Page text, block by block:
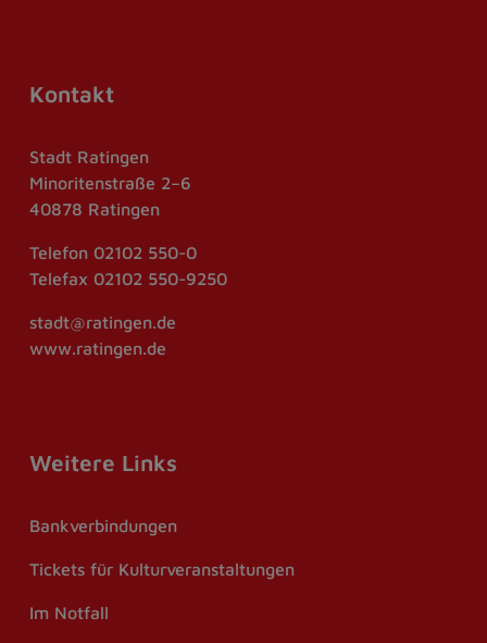
Kontakt
Stadt Ratingen
Minoritenstraße 2–6
40878 Ratingen
Telefon 02102 550-0
Telefax 02102 550-9250
stadt@ratingen.de
www.ratingen.de
Weitere Links
Bankverbindungen
Tickets für Kulturveranstaltungen
Im Notfall